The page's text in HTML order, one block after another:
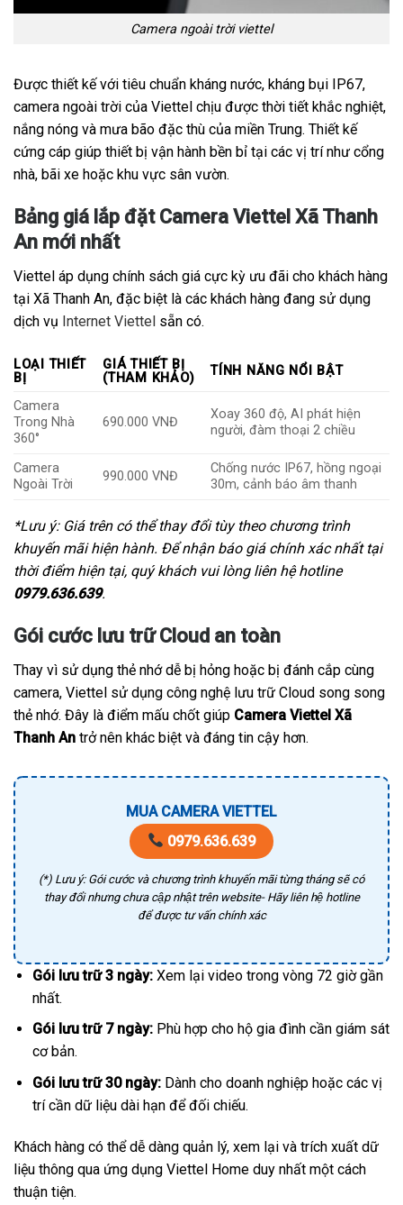
Camera ngoài trời viettel
Được thiết kế với tiêu chuẩn kháng nước, kháng bụi IP67,
camera ngoài trời của Viettel chịu được thời tiết khắc nghiệt,
nắng nóng và mưa bão đặc thù của miền Trung. Thiết kế
cứng cáp giúp thiết bị vận hành bền bỉ tại các vị trí như cổng
nhà, bãi xe hoặc khu vực sân vườn.
Bảng giá lắp đặt Camera Viettel Xã Thanh
An mới nhất
Viettel áp dụng chính sách giá cực kỳ ưu đãi cho khách hàng
tại Xã Thanh An, đặc biệt là các khách hàng đang sử dụng
dịch vụ Internet Viettel sẵn có.
LOẠI THIẾT
BỊ
GIÁ THIẾT BỊ
(THAM KHẢO)
TÍNH NĂNG NỔI BẬT
Camera
Trong Nhà
360°
690.000 VNĐ
Xoay 360 độ, AI phát hiện
người, đàm thoại 2 chiều
Camera
Ngoài Trời
990.000 VNĐ
Chống nước IP67, hồng ngoại
30m, cảnh báo âm thanh
*Lưu ý: Giá trên có thể thay đổi tùy theo chương trình
khuyến mãi hiện hành. Để nhận báo giá chính xác nhất tại
thời điểm hiện tại, quý khách vui lòng liên hệ hotline
0979.636.639.
Gói cước lưu trữ Cloud an toàn
Thay vì sử dụng thẻ nhớ dễ bị hỏng hoặc bị đánh cắp cùng
camera, Viettel sử dụng công nghệ lưu trữ Cloud song song
thẻ nhớ. Đây là điểm mấu chốt giúp Camera Viettel Xã
Thanh An trở nên khác biệt và đáng tin cậy hơn.
MUA CAMERA VIETTEL
0979.636.639
(*) Lưu ý: Gói cước và chương trình khuyến mãi từng tháng sẽ có
thay đổi nhưng chưa cập nhật trên website- Hãy liên hệ hotline
để được tư vấn chính xác
Gói lưu trữ 3 ngày:Xem lại video trong vòng 72 giờ gần
nhất.
Gói lưu trữ 7 ngày:Phù hợp cho hộ gia đình cần giám sát
cơ bản.
Gói lưu trữ 30 ngày:Dành cho doanh nghiệp hoặc các vị
trí cần dữ liệu dài hạn để đối chiếu.
Khách hàng có thể dễ dàng quản lý, xem lại và trích xuất dữ
liệu thông qua ứng dụng Viettel Home duy nhất một cách
thuận tiện.